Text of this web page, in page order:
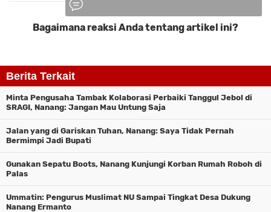
Komentar
Bagaimana reaksi Anda tentang artikel ini?
Berita Terkait
Minta Pengusaha Tambak Kolaborasi Perbaiki Tanggul Jebol di
SRAGI, Nanang: Jangan Mau Untung Saja
Jalan yang di Gariskan Tuhan, Nanang: Saya Tidak Pernah
Bermimpi Jadi Bupati
Gunakan Sepatu Boots, Nanang Kunjungi Korban Rumah Roboh di
Palas
Ummatin: Pengurus Muslimat NU Sampai Tingkat Desa Dukung
Nanang Ermanto